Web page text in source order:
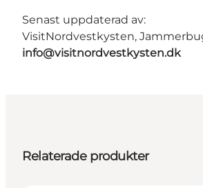
Senast uppdaterad av:
VisitNordvestkysten,
info@visitnordvestkysten.dk
Relaterade produkter